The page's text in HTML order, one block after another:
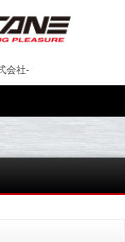
会社-